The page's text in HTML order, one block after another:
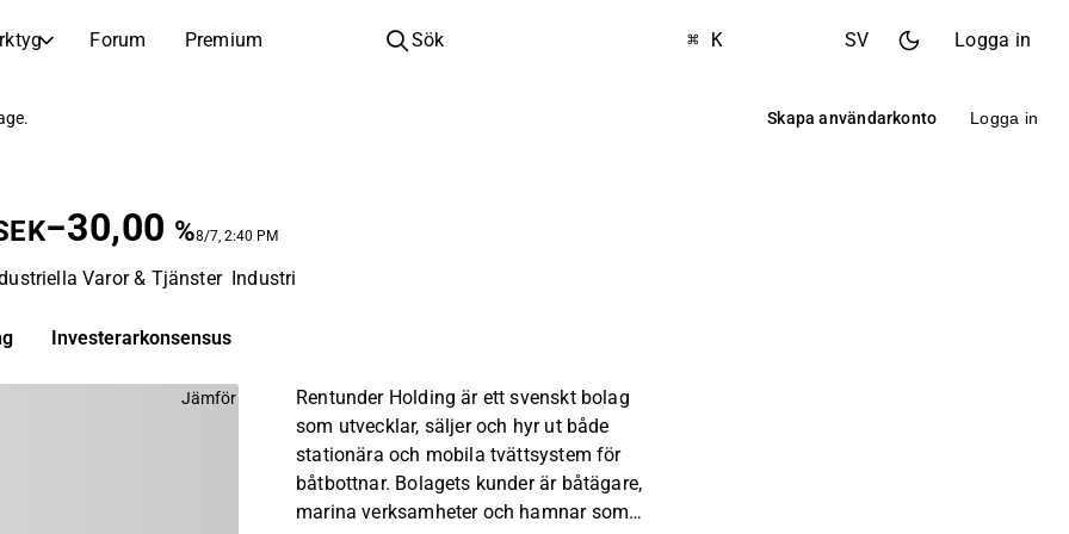
Forum Premium
Upptäck
Årsstämmor
Datum för årsstämmor och aktieägarinformation
Investeringsskola
Sök ⌘ K SV Logga in
Skapa användarkonto Logga in
−30,00 %8/7, 2:40 PM
Varor & Tjänster Industri
Investerarkonsensus
Jämför
Rentunder Holding är ett svenskt bolag
som utvecklar, säljer och hyr ut både
stationära och mobila tvättsystem för
båtbottnar. Bolagets kunder är båtägare,
marina verksamheter och hamnar som